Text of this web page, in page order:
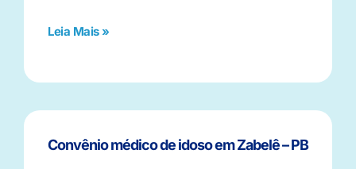
Leia Mais »
Convênio médico de idoso em Zabelê – PB